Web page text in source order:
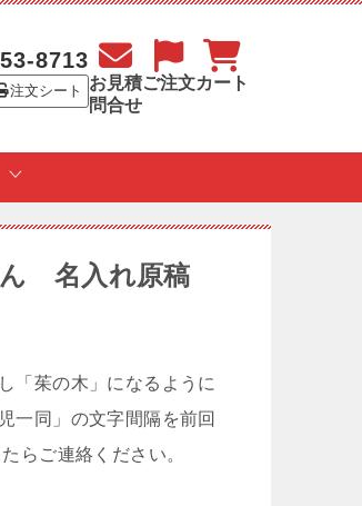
8713
注文シート
お見積
問合せ
ご注文カート
名入れ原稿
「茱の木」になるように
一同」の文字間隔を前回
らご連絡ください。